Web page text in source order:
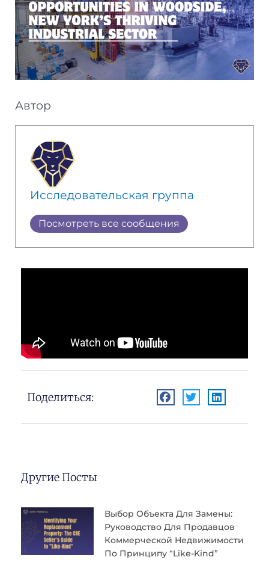
Автор
Исследовательская группа
Посмотреть все сообщения
Поделиться:
Другие Посты
Выбор Объекта Для Замены:
Руководство Для Продавцов
Коммерческой Недвижимости
По Принципу “like-Kind”